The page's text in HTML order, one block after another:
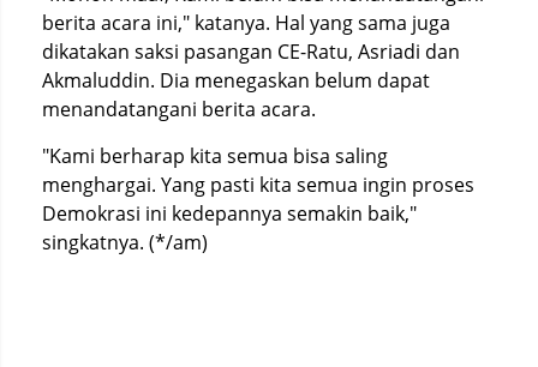
berita acara ini," katanya. Hal yang sama juga
dikatakan saksi pasangan CE-Ratu, Asriadi dan
Akmaluddin. Dia menegaskan belum dapat
menandatangani berita acara.
"Kami berharap kita semua bisa saling
menghargai. Yang pasti kita semua ingin proses
Demokrasi ini kedepannya semakin baik,"
singkatnya. (*/am)